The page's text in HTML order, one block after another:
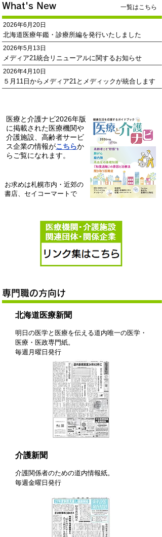
​What's New 一覧はこちら
2026年6月20日
北海道医療年鑑・診療所編を発行いたしました
2026年5月13日
メディア21統合リニューアルに関するお知らせ
2026年4月10日
５月11日からメディア21とメディックが統合します
医療と介護ナビ2026年版
に掲載された医療機関や
介護施設、高齢者サービ
ス企業の情報がこちらか
らご覧になれます。
お求めは札幌市内・近郊の
書店、セイコーマートで
専門職の方向け
北海道医療新聞
明日の医学と医療を伝える​道内唯一の医学・
医療・医政専門紙。
毎週月曜日発行
介護新聞
介護関係者のための道内情報紙。
毎週金曜日発行